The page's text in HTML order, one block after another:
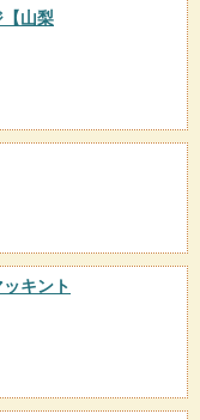
【山梨
キント